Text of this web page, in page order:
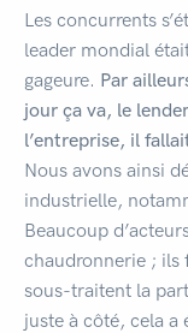
Les concurrents
leader mondial
gageure. Par
jour ça va, le
l’entreprise, il
Nous avons ainsi
industrielle,
Beaucoup
chaudronnerie ; ils
sous-traitent la
juste à côté, cela